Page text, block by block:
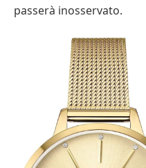
passerà inosservato.